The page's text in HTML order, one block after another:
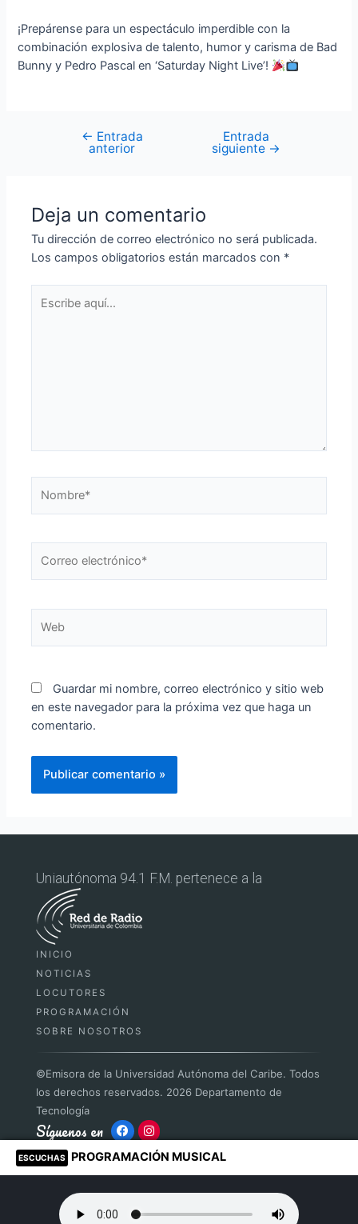
¡Prepárense para un espectáculo imperdible con la
combinación explosiva de talento, humor y carisma de Bad
Bunny y Pedro Pascal en ‘Saturday Night Live’!
← Entrada
anterior
Entrada
siguiente →
Deja un comentario
Tu dirección de correo electrónico no será publicada.
Los campos obligatorios están marcados con *
Guardar mi nombre, correo electrónico y sitio web
en este navegador para la próxima vez que haga un
comentario.
Uniautónoma 94.1 F.M. pertenece a la
INICIO
NOTICIAS
LOCUTORES
PROGRAMACIÓN
SOBRE NOSOTROS
©Emisora de la Universidad Autónoma del Caribe. Todos
los derechos reservados. 2026 Departamento de
Tecnología️
Síguenos en
ESCUCHAS PROGRAMACIÓN MUSICAL